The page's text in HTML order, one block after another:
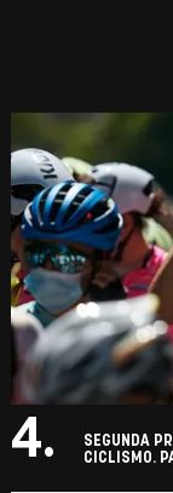
4.
SEGUNDA
CICLISMO.